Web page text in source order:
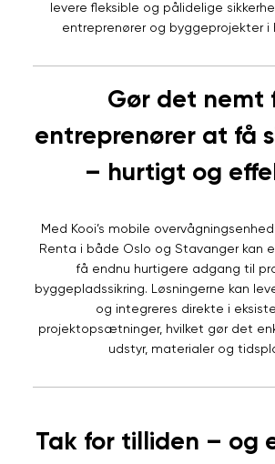
levere fleksible og pålidelige
entreprenører og byggeprojekter i
Gør det nemt
entreprenører at få
– hurtigt og
Med Kooi’s mobile
Renta i både Oslo og Stavanger kan
få endnu hurtigere adgang til
byggepladssikring. Løsningerne kan
og integreres direkte i
projektopsætninger, hvilket gør det
udstyr, materialer og
Tak for tilliden – og